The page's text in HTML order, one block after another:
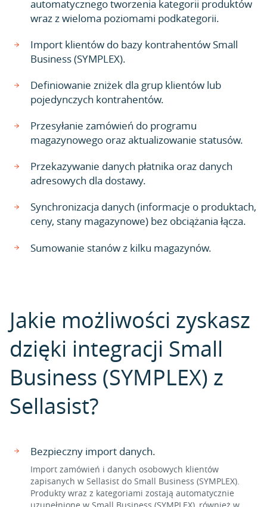
automatycznego tworzenia kategorii produktów
wraz z wieloma poziomami podkategorii.
Import klientów do bazy kontrahentów Small
Business (SYMPLEX).
Definiowanie zniżek dla grup klientów lub
pojedynczych kontrahentów.
Przesyłanie zamówień do programu
magazynowego oraz aktualizowanie statusów.
Przekazywanie danych płatnika oraz danych
adresowych dla dostawy.
Synchronizacja danych (informacje o produktach,
ceny, stany magazynowe) bez obciążania łącza.
Sumowanie stanów z kilku magazynów.
Jakie możliwości zyskasz
dzięki integracji Small
Business (SYMPLEX) z
Sellasist?
Bezpieczny import danych.
Import zamówień i danych osobowych klientów
zapisanych w Sellasist do Small Business (SYMPLEX).
Produkty wraz z kategoriami zostają automatycznie